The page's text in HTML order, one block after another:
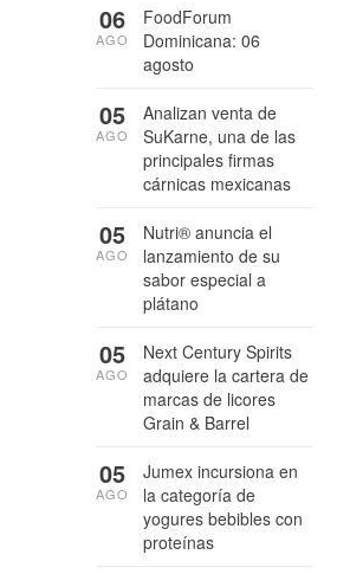
FoodForum
Dominicana: 06
agosto
06
AGO
Analizan venta de
SuKarne, una de las
principales firmas
cárnicas mexicanas
05
AGO
Nutri® anuncia el
lanzamiento de su
sabor especial a
plátano
05
AGO
Next Century Spirits
adquiere la cartera de
marcas de licores
Grain & Barrel
05
AGO
Jumex incursiona en
la categoría de
yogures bebibles con
proteínas
05
AGO